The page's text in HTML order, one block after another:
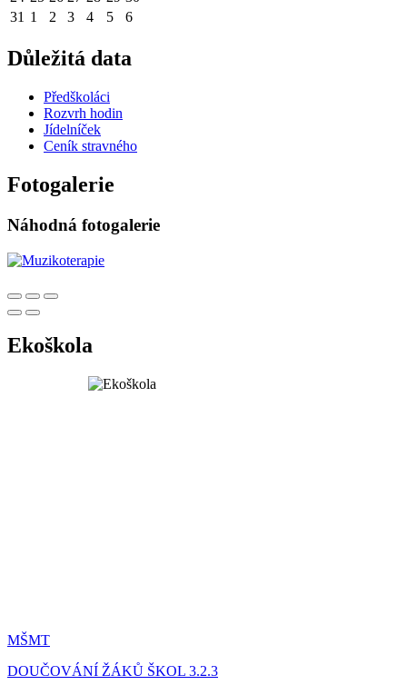
31 1 2 3 4 5 6
Důležitá data
Předškoláci
Rozvrh hodin
Jídelníček
Ceník stravného
Fotogalerie
Náhodná fotogalerie
Ekoškola
MŠMT
DOUČOVÁNÍ ŽÁKŮ ŠKOL 3.2.3